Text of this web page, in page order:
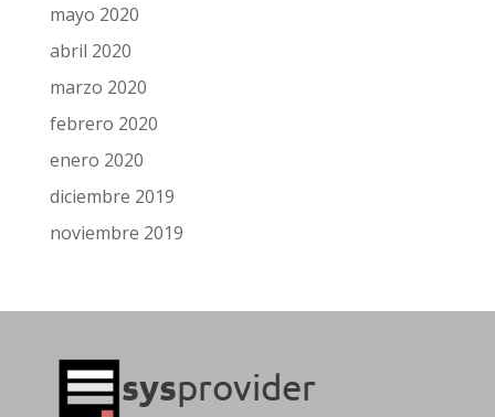
mayo 2020
abril 2020
marzo 2020
febrero 2020
enero 2020
diciembre 2019
noviembre 2019